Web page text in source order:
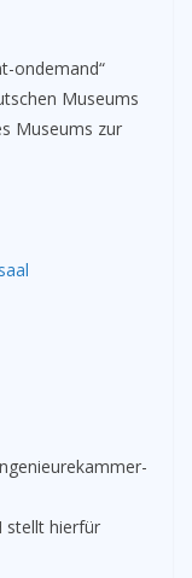
ondemand“
Museums
Museums zur
stellt hierfür